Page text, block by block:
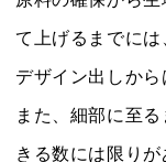
て上げるまでには
デザイン出しから
また、細部に至
きる数には限りが